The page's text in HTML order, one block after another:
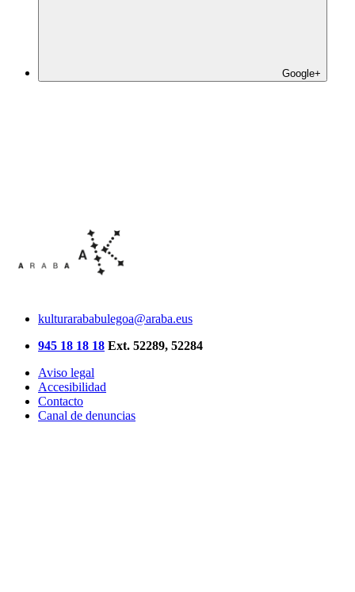
Google+
kulturarababulegoa@araba.eus
945 18 18 18 Ext. 52289, 52284
Aviso legal
Accesibilidad
Contacto
Canal de denuncias